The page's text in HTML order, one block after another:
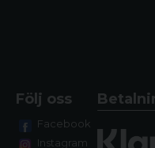
Följ oss
Facebook
Instagram